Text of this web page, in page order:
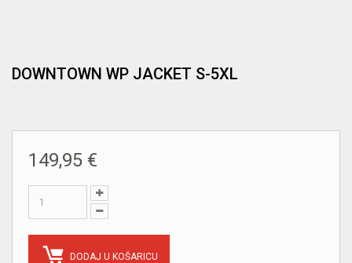
DOWNTOWN WP JACKET S-5XL
149,95 €
DODAJ U KOŠARICU